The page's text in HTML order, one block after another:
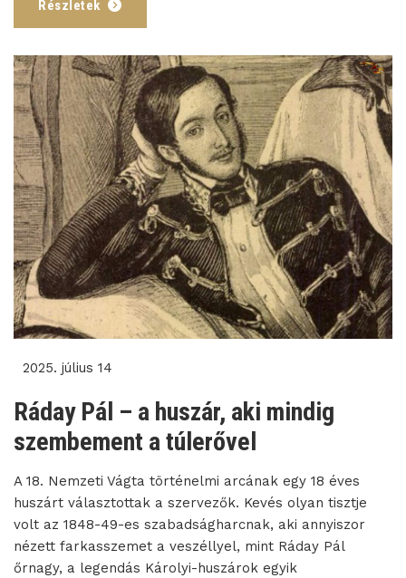
Részletek
2025. július 14
Ráday Pál – a huszár, aki mindig
szembement a túlerővel
A 18. Nemzeti Vágta történelmi arcának egy 18 éves
huszárt választottak a szervezők. Kevés olyan tisztje
volt az 1848-49-es szabadságharcnak, aki annyiszor
nézett farkasszemet a veszéllyel, mint Ráday Pál
őrnagy, a legendás Károlyi-huszárok egyik